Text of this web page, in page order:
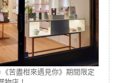
苦盡柑來遇見你》期間限定